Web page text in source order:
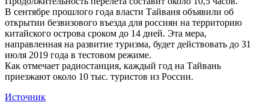
В сентябре прошлого года власти Тайваня объявили об
открытии безвизового въезда для россиян на территорию
китайского острова сроком до 14 дней. Эта мера,
направленная на развитие туризма, будет действовать до 31
июля 2019 года в тестовом режиме.
Как отмечает радиостанция, каждый год на Тайвань
приезжают около 10 тыс. туристов из России.
Источник